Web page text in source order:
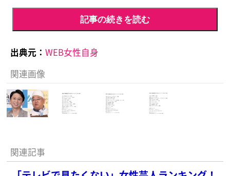
記事の続きを読む
出典元： WEB女性自身
関連画像
関連記事